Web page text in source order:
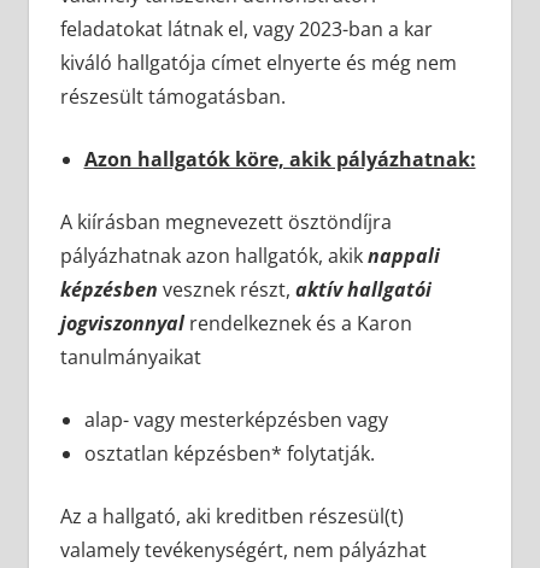
feladatokat látnak el, vagy 2023-ban a kar
kiváló hallgatója címet elnyerte és még nem
részesült támogatásban.
Azon hallgatók köre, akik pályázhatnak:
A kiírásban megnevezett ösztöndíjra
pályázhatnak azon hallgatók, akiknappali
képzésben vesznek részt, aktív hallgatói
jogviszonnyalrendelkeznek és a Karon
tanulmányaikat
alap- vagy mesterképzésben vagy
osztatlan képzésben* folytatják.
Az a hallgató, aki kreditben részesül(t)
valamely tevékenységért, nem pályázhat